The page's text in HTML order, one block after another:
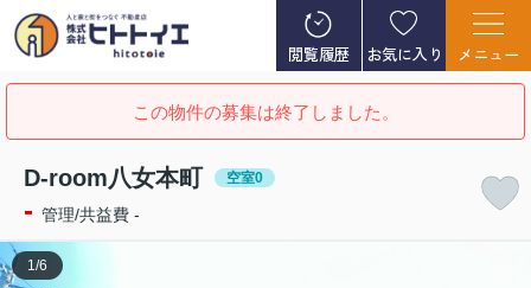
閲覧履歴 お気に入り メニュー
この物件の募集は終了しました。
D-room八女本町 空室0
- 管理/共益費 -
1 /6